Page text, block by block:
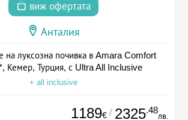
виж офертата
Анталия
на луксозна почивка в Amara Comfort
Кемер, Турция, с Ultra All Inclusive
+ all inclusive
1189€ / 2325.48
лв.